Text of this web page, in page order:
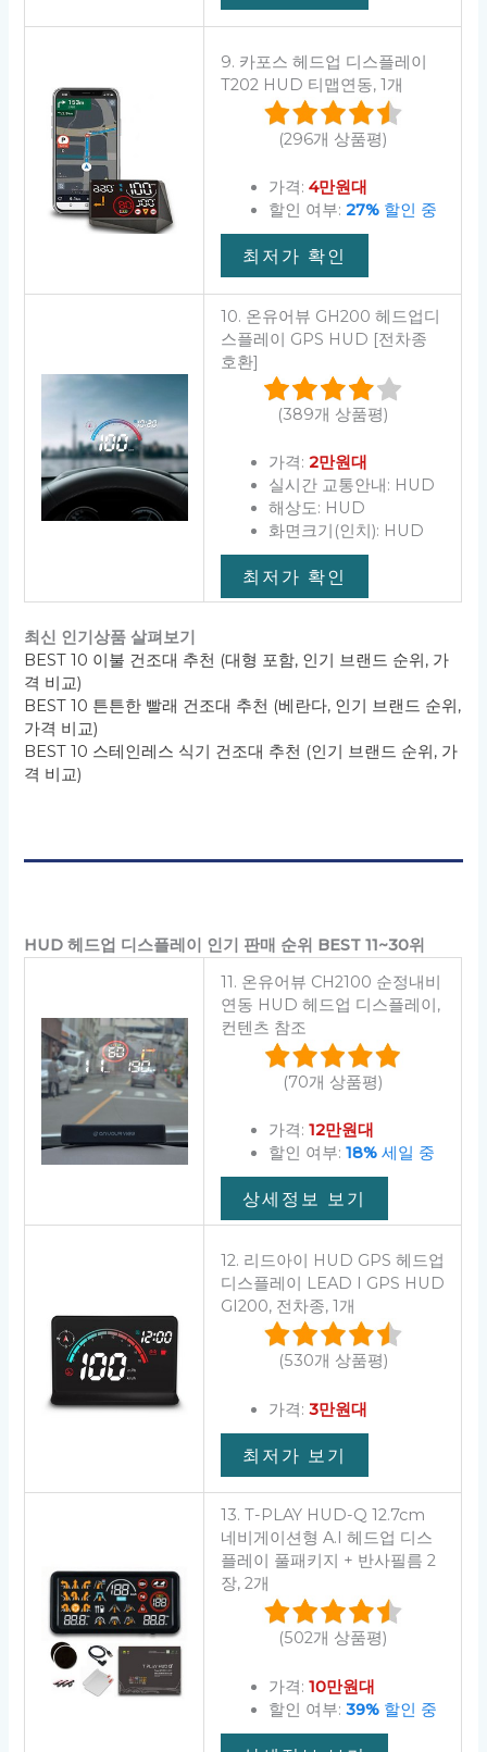
9. 카포스 헤드업 디스플레이
T202 HUD 티맵연동, 1개
(296개 상품평)
가격: 4만원대
할인 여부: 27%할인 중
최저가 확인
10. 온유어뷰 GH200 헤드업디
스플레이 GPS HUD [전차종
호환]
(389개 상품평)
가격: 2만원대
실시간 교통안내: HUD
해상도: HUD
화면크기(인치): HUD
최저가 확인
최신 인기상품 살펴보기
BEST 10 이불 건조대 추천 (대형 포함, 인기 브랜드 순위, 가
격 비교)
BEST 10 튼튼한 빨래 건조대 추천 (베란다, 인기 브랜드 순위,
가격 비교)
BEST 10 스테인레스 식기 건조대 추천 (인기 브랜드 순위, 가
격 비교)
HUD 헤드업 디스플레이 인기 판매 순위 BEST 11~30위
11. 온유어뷰 CH2100 순정내비
연동 HUD 헤드업 디스플레이,
컨텐츠 참조
(70개 상품평)
가격: 12만원대
할인 여부: 18%세일 중
상세정보 보기
12. 리드아이 HUD GPS 헤드업
디스플레이 LEAD I GPS HUD
GI200, 전차종, 1개
(530개 상품평)
가격: 3만원대
최저가 보기
13. T-PLAY HUD-Q 12.7cm
네비게이션형 A.I 헤드업 디스
플레이 풀패키지 + 반사필름 2
장, 2개
(502개 상품평)
가격: 10만원대
할인 여부: 39%할인 중